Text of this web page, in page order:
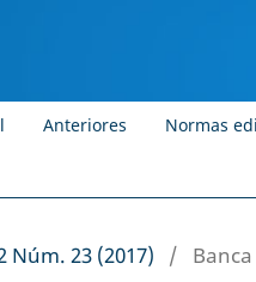
Anteriores Normas
Núm. 23 (2017) /